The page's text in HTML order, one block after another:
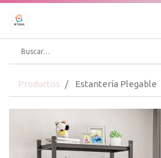
Productos Estantería Plegable